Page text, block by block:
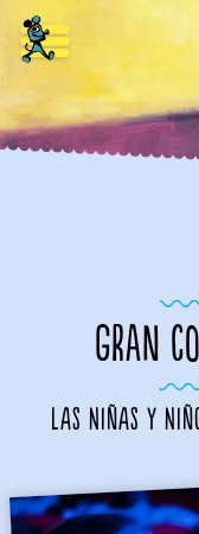
GRAN
Las niñas y